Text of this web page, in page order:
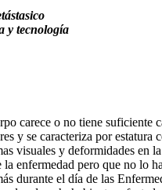
y tecnología
carece o no tiene
y se caracteriza por
visuales y deformidades
enfermedad pero que no
el día de las